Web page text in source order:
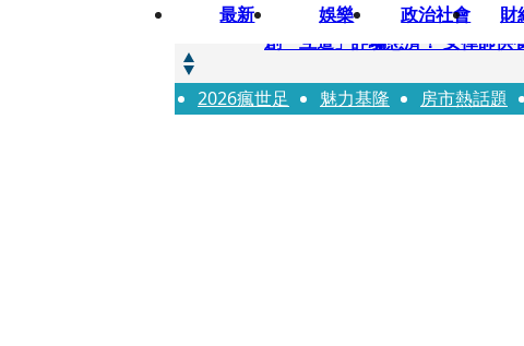
最新 娛樂 政治社會 財
快訊
創「互道」詐騙慈濟！ 女律師供
快訊
前時力黨魁表態「反對刪公視預
2026瘋世足 魅力基隆 房市熱話題